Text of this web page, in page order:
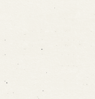
よくあるご質問
お電話でお問